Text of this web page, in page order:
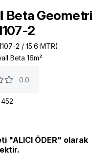
Beta
2
2 / 15.6 MTR)
Beta 16m²
0.0
452
"ALICI ÖDER" olarak